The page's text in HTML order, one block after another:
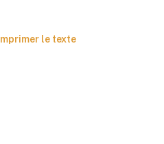
Imprimer le texte